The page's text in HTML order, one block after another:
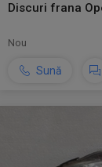
Discuri frana
Nou
Sună